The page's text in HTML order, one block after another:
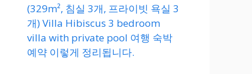
(329m², 침실 3개, 프라이빗 욕실 3
개) Villa Hibiscus 3 bedroom
villa with private pool 여행 숙박
예약 이렇게 정리됩니다.